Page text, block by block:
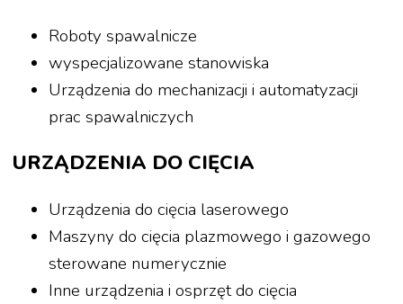
Roboty spawalnicze
wyspecjalizowane stanowiska
Urządzenia do mechanizacji i automatyzacji
prac spawalniczych
URZĄDZENIA DO CIĘCIA
Urządzenia do cięcia laserowego
Maszyny do cięcia plazmowego i gazowego
sterowane numerycznie
Inne urządzenia i osprzęt do cięcia